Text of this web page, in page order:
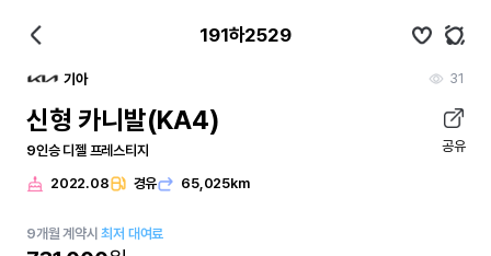
191하2529
기아 31
신형 카니발(KA4)
9인승 디젤 프레스티지 공유
2022.08 경유 65,025km
9개월 계약시최저 대여료